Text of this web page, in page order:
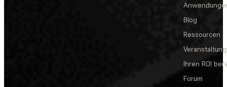
Blog
Ressourcen
Ihren ROI
Forum